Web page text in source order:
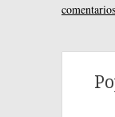
comentarios